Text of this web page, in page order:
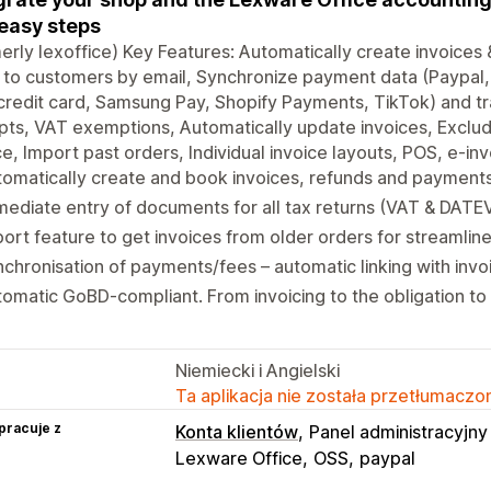
steps
lexoffice) Key Features: Automatically create
customers by email, Synchronize payment data
card, Samsung Pay, Shopify Payments, TikTok) and
VAT exemptions, Automatically update invoices,
Import past orders, Individual invoice layouts, POS, e-
create and book invoices, refunds and
entry of documents for all tax returns (VAT &
feature to get invoices from older orders for
of payments/fees – automatic linking with
GoBD-compliant. From invoicing to the obligation
Niemiecki i Angielski
Ta aplikacja nie została
z Konta klientów Panel
Lexware Office OSS paypal